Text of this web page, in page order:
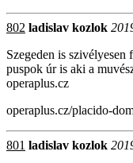
802 ladislav kozlok
Szegeden is
puspok úr is aki a
operaplus.cz
operaplus.cz/placido-
801 ladislav kozlok